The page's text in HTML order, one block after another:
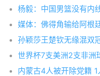
杨毅：中国男篮没有内
媒体：佛得角输给阿根
孙颖莎王楚钦无缘混双
世界杯7支美洲2支非洲
内蒙古4人被开除党籍 1